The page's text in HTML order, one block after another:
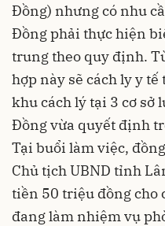
Đồng) nhưng có nhu
Đồng phải thực hiện
trung theo quy định.
hợp này sẽ cách ly y
khu cách lý tại 3 cơ sở
Đồng vừa quyết định
Tại buổi làm việc,
Chủ tịch UBND tỉnh
tiền 50 triệu đồng cho
đang làm nhiệm vụ